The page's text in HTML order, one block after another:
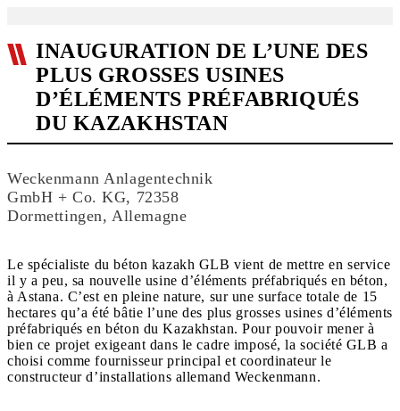
INAUGURATION DE L’UNE DES
PLUS GROSSES USINES
D’ÉLÉMENTS PRÉFABRIQUÉS
DU KAZAKHSTAN
Weckenmann Anlagentechnik
GmbH + Co. KG, 72358
Dormettingen, Allemagne
Le spécialiste du béton kazakh GLB vient de mettre en service
il y a peu, sa nouvelle usine d’éléments préfabriqués en béton,
à Astana. C’est en pleine nature, sur une surface totale de 15
hectares qu’a été bâtie l’une des plus grosses usines d’éléments
préfabriqués en béton du Kazakhstan. Pour pouvoir mener à
bien ce projet exigeant dans le cadre imposé, la société GLB a
choisi comme fournisseur principal et coordinateur le
constructeur d’installations allemand Weckenmann.